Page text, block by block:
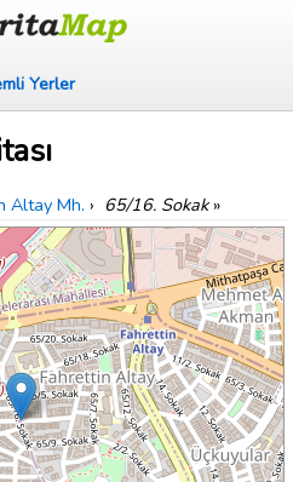
Yerler
Altay Mh. › 65/16. Sokak»